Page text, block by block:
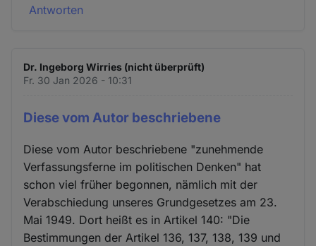
Antworten
Dr. Ingeborg Wirries (nicht überprüft)
Fr. 30 Jan 2026 - 10:31
Diese vom Autor beschriebene
Diese vom Autor beschriebene "zunehmende
Verfassungsferne im politischen Denken" hat
schon viel früher begonnen, nämlich mit der
Verabschiedung unseres Grundgesetzes am 23.
Mai 1949. Dort heißt es in Artikel 140: "Die
Bestimmungen der Artikel 136, 137, 138, 139 und